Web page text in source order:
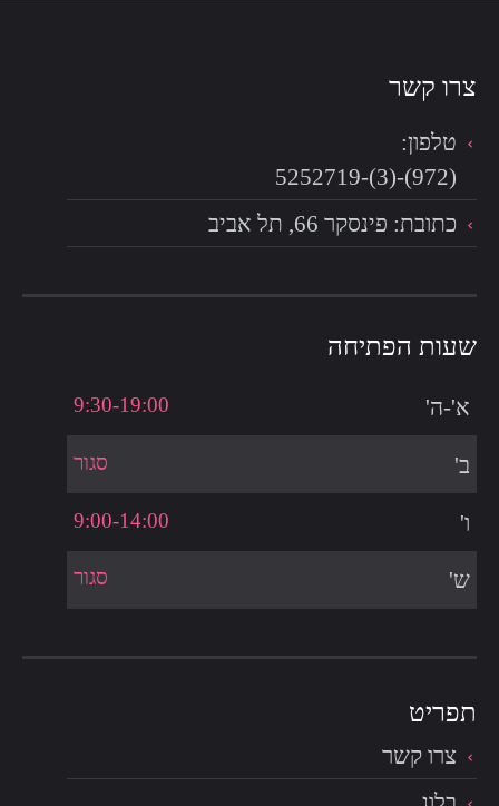
צרו קשר
טלפון:
(972)-(3)-5252719
כתובת: פינסקר 66, תל אביב
שעות הפתיחה
א'-ה' 9:30-19:00
ב' סגור
ו' 9:00-14:00
ש' סגור
צרו קשר